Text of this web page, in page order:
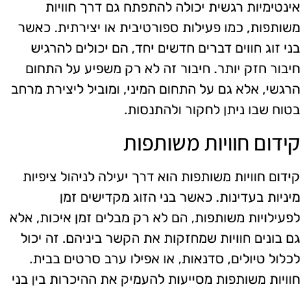
אינטימיות רגשית יכולה להתפתח גם דרך חוויות
משותפות, כמו פעילות ספורטיבית או יצירתית. כאשר
בני זוג חווים דברים חדשים יחד, הם יכולים להרגיש
חיבור חזק יותר. חיבור זה לא רק משפיע על התחום
הרגשי, אלא גם על התחום המיני, ומוביל ליצירת מרחב
בטוח שבו ניתן לחקור ולהתנסות.
קידום חוויות משותפות
קידום חוויות משותפות הוא דרך יעילה לניהול ציפיות
מיניות בעדינות. כאשר בני הזוג מקדישים זמן
לפעילויות משותפות, הם לא רק מבלים זמן איכות, אלא
גם בונים חוויות שמחזקות את הקשר ביניהם. זה יכול
לכלול טיולים, סדנאות, או אפילו ערב סרטים בבית.
חוויות משותפות מסייעות להעמיק את ההיכרות בין בני